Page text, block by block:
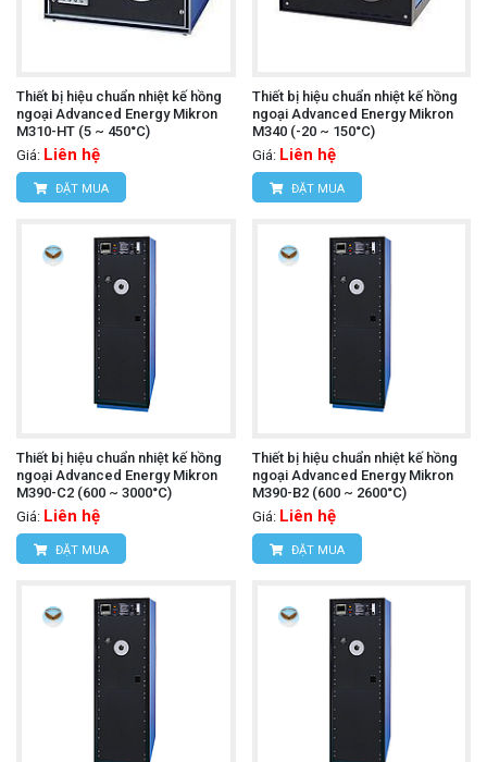
Thiết bị hiệu chuẩn nhiệt kế hồng
ngoại Advanced Energy Mikron
M310-HT (5 ~ 450°C)
Giá: Liên hệ
ĐẶT MUA
Thiết bị hiệu chuẩn nhiệt kế hồng
ngoại Advanced Energy Mikron
M340 (-20 ~ 150°C)
Giá: Liên hệ
ĐẶT MUA
Thiết bị hiệu chuẩn nhiệt kế hồng
ngoại Advanced Energy Mikron
M390-C2 (600 ~ 3000°C)
Giá: Liên hệ
ĐẶT MUA
Thiết bị hiệu chuẩn nhiệt kế hồng
ngoại Advanced Energy Mikron
M390-B2 (600 ~ 2600°C)
Giá: Liên hệ
ĐẶT MUA